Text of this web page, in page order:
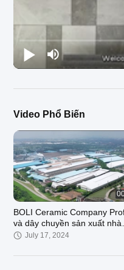
Video Phổ Biến
BOLI Ceramic Company
và dây chuyền sản xuất nhà
máy1July 17, 2024